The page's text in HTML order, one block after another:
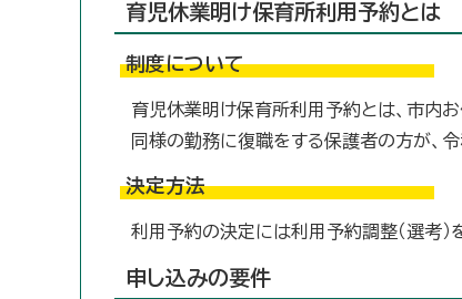
育児休業明け保育所利用予約とは
制度について
育児休業明け保育所利用予約とは、市内
同様の勤務に復職をする保護者の方が、
決定方法
利用予約の決定には利用予約調整（選考
申し込みの要件